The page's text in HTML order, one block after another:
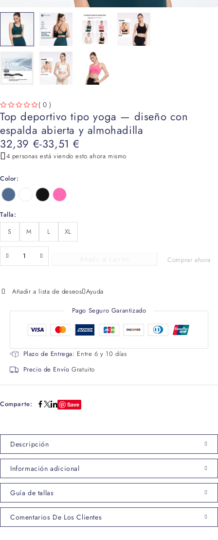
( 0 )
Top deportivo tipo yoga — diseño con
espalda abierta y almohadilla
32,39 €-33,51€
4 personas está viendo esto ahora mismo
Color
Talla
S
M L XL
Añadir al carrito Comprar ahora
Añadir a lista de deseos Ayuda
Pago Seguro Garantizado
Plazo de Entrega: Entre 6 y 10 días
Precio de Envío Gratuito
Comparte: Save
Descripción
Información adicional
Guía de tallas
Comentarios De Los Clientes